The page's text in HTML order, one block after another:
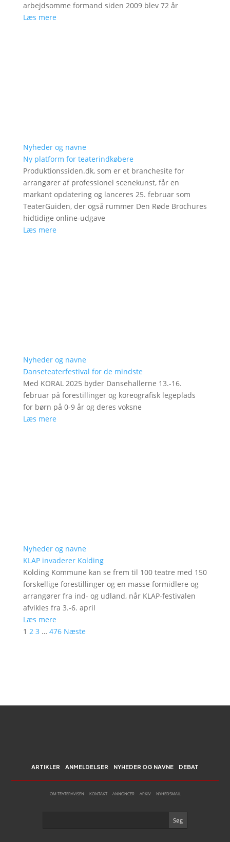
arbejdsomme formand siden 2009 blev 72 år
Læs mere
Nyheder og navne
Ny platform for teaterindkøbere
Produktionssiden.dk, som er et branchesite for
arrangører af professionel scenekunst, får en
markant opdatering og lanceres 25. februar som
TeaterGuiden, der også rummer Den Røde Brochures
hidtidige online-udgave
Læs mere
Nyheder og navne
Danseteaterfestival for de mindste
Med KORAL 2025 byder Dansehallerne 13.-16.
februar på forestillinger og koreografisk legeplads
for børn på 0-9 år og deres voksne
Læs mere
Nyheder og navne
KLAP invaderer Kolding
Kolding Kommune kan se frem til 100 teatre med 150
forskellige forestillinger og en masse formidlere og
arrangører fra ind- og udland, når KLAP-festivalen
afvikles fra 3.-6. april
Læs mere
1 2 3 … 476 Næste
ARTIKLER ANMELDELSER NYHEDER OG NAVNE DEBAT
OM TEATERAVISEN KONTAKT ANNONCER ARKIV NYHEDSMAIL